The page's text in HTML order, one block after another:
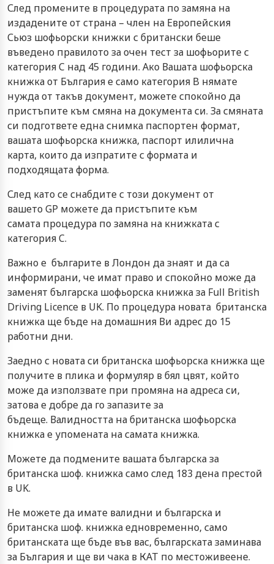
След промените в процедурата по замяна на
издадените от страна – член на Европейския
Сьюз шофьорски книжки с британски беше
въведено правилото за очен тест за шофьорите с
категория C над 45 години. Ако Вашата шофьорска
книжка от България е само категория B нямате
нужда от такъв документ, можете спокойно да
пристъпите към смяна на документа си. За смяната
си подгответе една снимка паспортен формат,
вашата шофьорска книжка, паспорт илилична
карта, които да изпратите с формата и
подходящата форма.
След като се снабдите с този документ от
вашето GP можете да пристъпите към
самата процедура по замяна на книжката с
категория C.
Важно е българите в Лондон да знаят и да са
информирани, че имат право и спокойно може да
заменят българска шофьорска книжка за Full British
Driving Licence в UK. По процедура новата британска
книжка ще бъде на домашния Ви адрес до 15
работни дни.
Заедно с новата си британска шофьорска книжка ще
получите в пликa и формуляр в бял цвят, който
може да използвате при промяна на адреса си,
затова е добре да го запазите за
бъдеще. Валидността на британска шофьорска
книжка е упомената на самата книжка.
Можете да подмените вашата българска за
британска шоф. книжка само след 183 дена престой
в UK.
Не можете да имате валидни и българска и
британска шоф. книжка едновременно, само
британската ще бъде във вас, българската заминава
за България и ще ви чака в КАТ по местоживеене.